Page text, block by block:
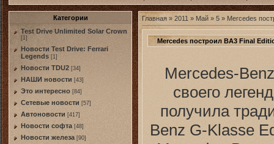
Категории
Test Drive Unlimited Solar Crown
[1]
Новости Test Drive: Ferrari
Legends [1]
Новости TDU2 [34]
НАШИ новости [43]
Это интересно [84]
Сетевые новости [57]
Автоновости [417]
Новости софта [48]
Новоcти железа [90]
Главная » 2011 » Май » 5 » Mercedes
Mercedes построил BA3 Final
Mercedes-
своего
получила
Benz G-Klasse